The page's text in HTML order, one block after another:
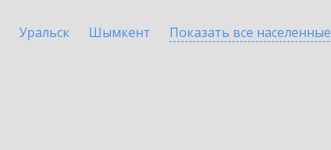
Уральск Шымкент Показать все населенные